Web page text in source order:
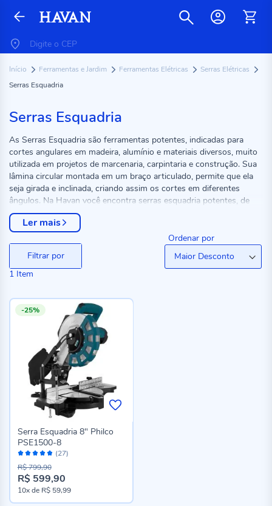
Início Ferramentas e Jardim Ferramentas Elétricas
Serras Elétricas
Serras Esquadria
Serras Esquadria
As Serras Esquadria são ferramentas potentes, indicadas para
cortes angulares em madeira, alumínio e materiais diversos, muito
utilizada em projetos de marcenaria, carpintaria e construção. Sua
lâmina circular montada em um braço articulado, permite que ela
seja girada e inclinada, criando assim os cortes em diferentes
ângulos. Na Havan você encontra serras esquadria potentes, de
fácil utilização e seguras. Confira aqui os modelos disponíveis e
escolha a sua.
Ler mais
1 Item
Filtrar por
Ordenar por
-25%
Avaliação:
96%
(27)
Serra Esquadria 8" Philco
PSE1500-8
R$ 599,90
R$ 799,90
10xde R$ 59,99